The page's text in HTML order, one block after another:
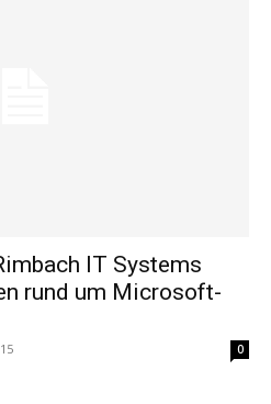
IT Systems
rund um Microsoft-
0